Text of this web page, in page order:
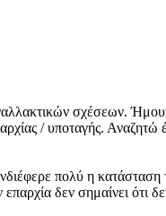
σχέσεων.
/ υποταγής.
πολύ η
δεν σημαίνει ότι